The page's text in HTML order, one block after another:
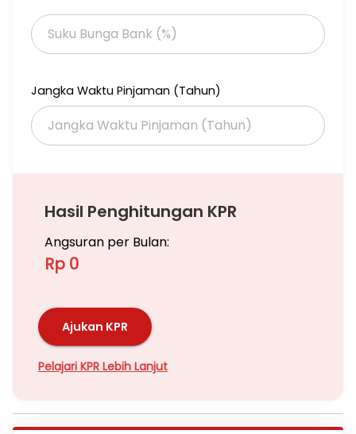
Jangka Waktu Pinjaman (Tahun)
Hasil Penghitungan KPR
Angsuran per Bulan:
Rp 0
Ajukan KPR
Pelajari KPR Lebih Lanjut